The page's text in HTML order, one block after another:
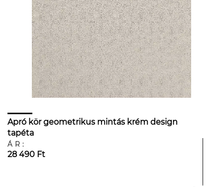
Apró kör geometrikus mintás krém design
tapéta
ÁR:
28 490 Ft